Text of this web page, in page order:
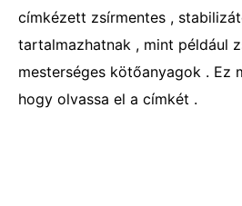
címkézett zsírmentes ,
tartalmazhatnak , mint például
mesterséges kötőanyagok . Ez
hogy olvassa el a címkét .